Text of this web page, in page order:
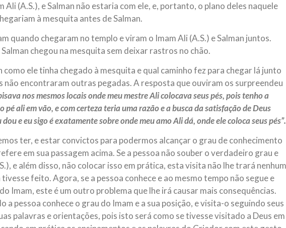
Ali (A.S.), e Salman não estaria com ele, e, portanto, o plano deles naquele
à mesquita antes de Salman.
quando chegaram no templo e viram o Imam Ali (A.S.) e Salman juntos.
chegou na mesquita sem deixar rastros no chão.
como ele tinha chegado à mesquita e qual caminho fez para chegar lá junto
não encontraram outras pegadas. A resposta que ouviram os surpreendeu
nos mesmos locais onde meu mestre Ali colocava seus pés, pois tenho a
pé ali em vão, e com certeza teria uma razão e a busca da satisfação de Deus
e eu sigo é exatamente sobre onde meu amo Ali dá, onde ele coloca seus pés”.
ter, e estar convictos para podermos alcançar o grau de conhecimento
em sua passagem acima. Se a pessoa não souber o verdadeiro grau e
e além disso, não colocar isso em prática, esta visita não lhe trará nenhum
feito. Agora, se a pessoa conhece e ao mesmo tempo não segue e
Imam, este é um outro problema que lhe irá causar mais consequências.
a pessoa conhece o grau do Imam e a sua posição, e visita-o seguindo seus
palavras e orientações, pois isto será como se tivesse visitado a Deus em